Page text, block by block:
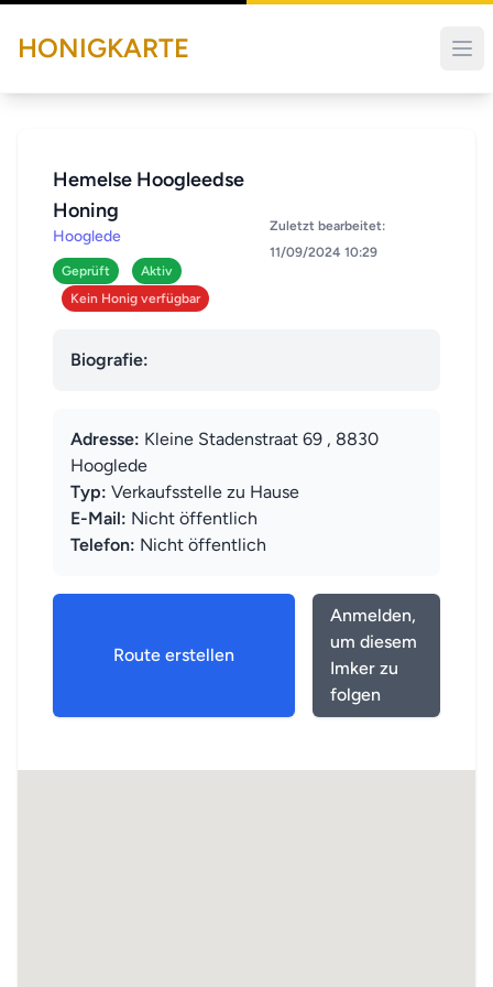
HONIGKARTE
Hemelse Hoogleedse
Honing
Hooglede
Geprüft
Aktiv
Kein Honig verfügbar
Zuletzt bearbeitet:
11/09/2024 10:29
Biografie:
Adresse: Kleine Stadenstraat 69 , 8830
Hooglede
Typ: Verkaufsstelle zu Hause
E-Mail: Nicht öffentlich
Telefon: Nicht öffentlich
Route erstellen
Anmelden,
um diesem
Imker zu
folgen